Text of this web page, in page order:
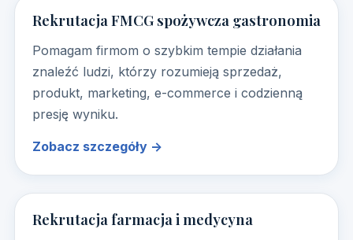
Rekrutacja FMCG spożywcza gastronomia
Pomagam firmom o szybkim tempie działania
znaleźć ludzi, którzy rozumieją sprzedaż,
produkt, marketing, e-commerce i codzienną
presję wyniku.
Zobacz szczegóły →
Rekrutacja farmacja i medycyna